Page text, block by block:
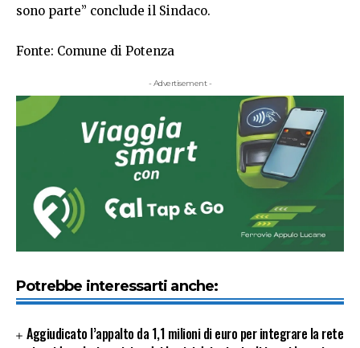
sono parte” conclude il Sindaco.
Fonte: Comune di Potenza
- Advertisement -
Potrebbe interessarti anche:
Aggiudicato l’appalto da 1,1 milioni di euro per integrare la rete